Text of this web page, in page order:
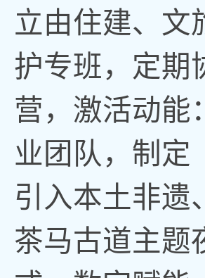
立由住建、文
护专班，定期
营， 激活动能
业团队，制定
引入本土非遗
茶马古道主题